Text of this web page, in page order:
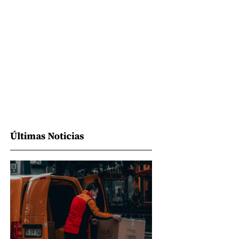
Últimas Noticias